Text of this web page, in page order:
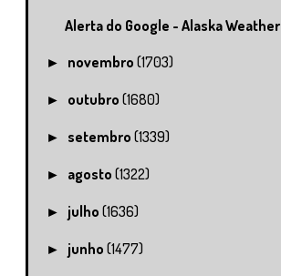
Alerta do Google - Alaska Weather
► novembro(1703)
► outubro(1680)
► setembro(1339)
► agosto(1322)
► julho(1636)
► junho(1477)